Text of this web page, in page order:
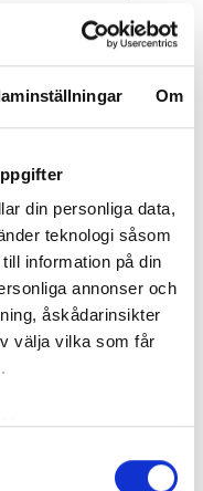
Om
din personliga data,
teknologi såsom
information på din
annonser och
åskådarinsikter
välja vilka som får
upp till flera meter
var heller inte så lätt
påpekar att företaget
då svarade
var i funktionellt
någon renovering.
sprickan hade
dyra att åtgärda,
2026.
insett att den kunde